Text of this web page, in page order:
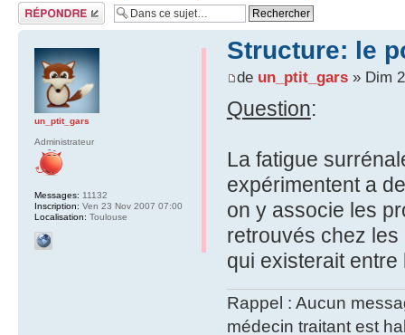
Répondre
Structure: le
de un_ptit_gars» Dim
Question:
La fatigue
expérimentent a
on y associe les
retrouvés chez
qui existerait entre
Rappel : Aucun
médecin traitant est
un_ptit_gars
Administrateur
Messages: 11132
Inscription: Ven 23 Nov 2007 07:00
Localisation: Toulouse